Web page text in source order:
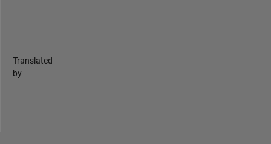
Translated
by